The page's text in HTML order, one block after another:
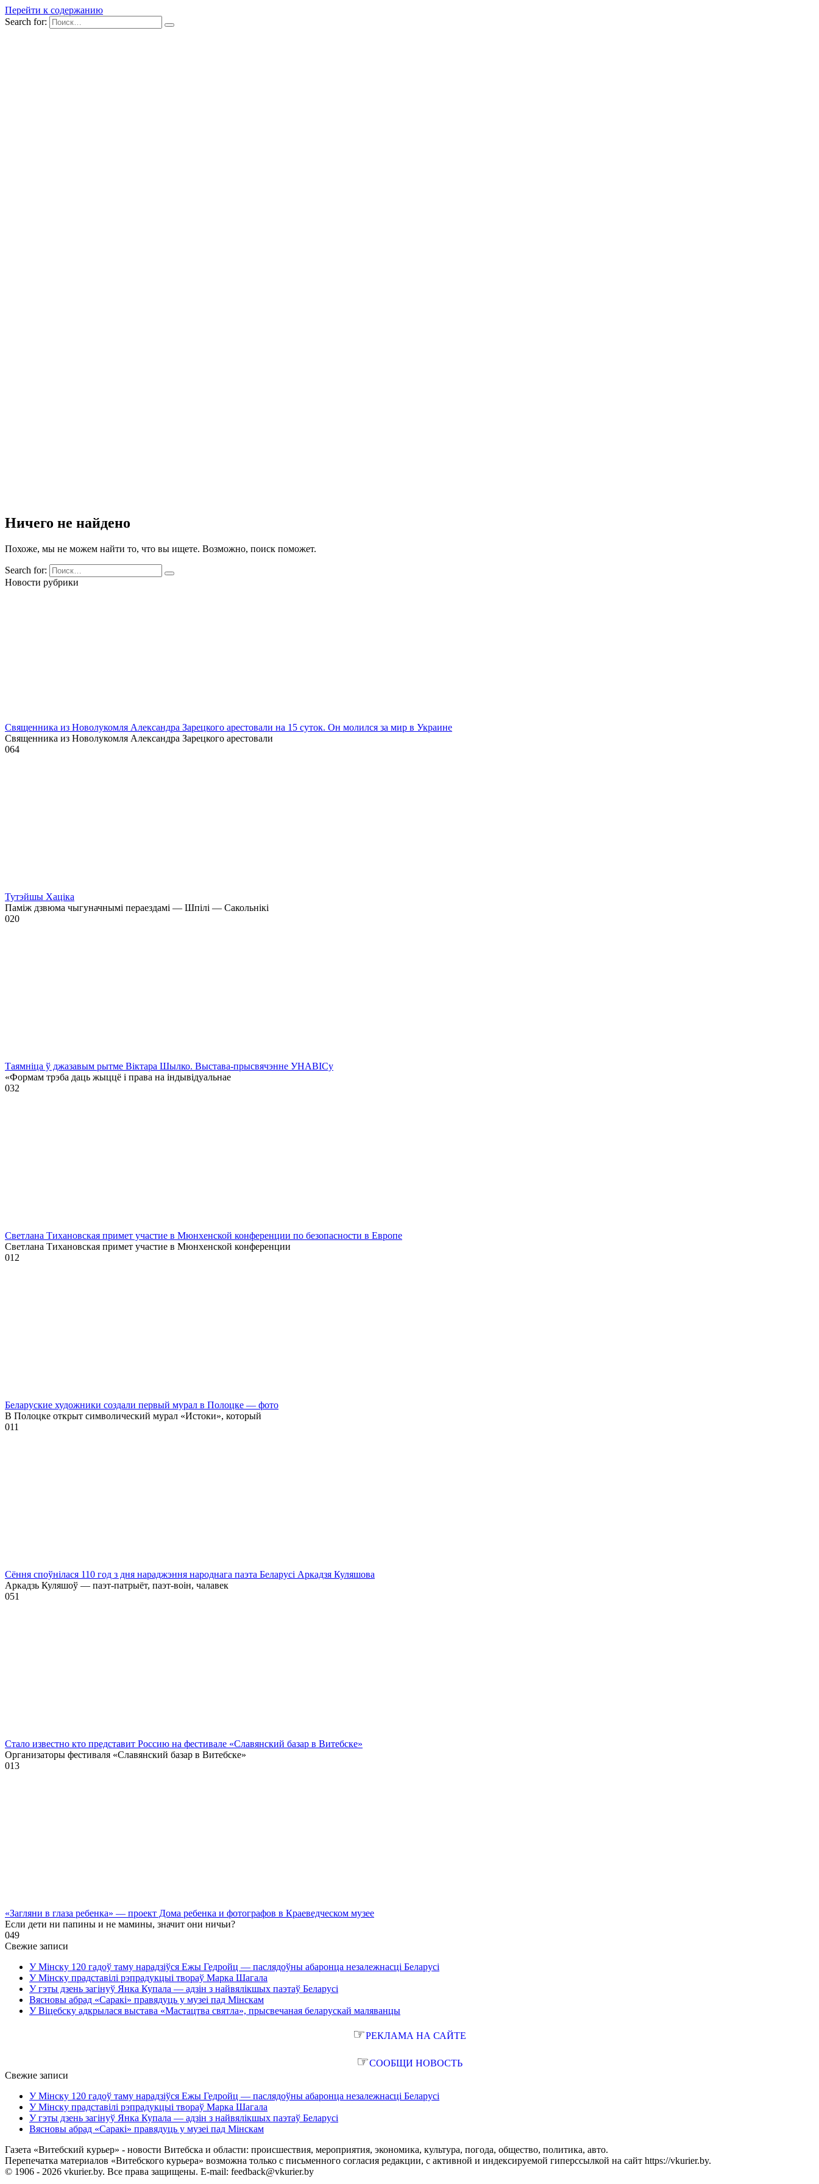
Перейти к содержанию
Search for:
Ничего не найдено
Похоже, мы не можем найти то, что вы ищете. Возможно, поиск поможет.
Search for:
Новости рубрики
Священника из Новолукомля Александра Зарецкого арестовали на 15 суток. Он молился за мир в Украине
Священника из Новолукомля Александра Зарецкого арестовали
064
Тутэйшы Хаціка
Паміж дзвюма чыгуначнымі пераездамі — Шпілі — Сакольнікі
020
Таямніца ў джазавым рытме Віктара Шылко. Выстава-прысвячэнне УНАВІСу
«Формам трэба даць жыццё і права на індывідуальнае
032
Светлана Тихановская примет участие в Мюнхенской конференции по безопасности в Европе
Светлана Тихановская примет участие в Мюнхенской конференции
012
Беларуские художники создали первый мурал в Полоцке — фото
В Полоцке открыт символический мурал «Истоки», который
011
Сёння споўнілася 110 год з дня нараджэння народнага паэта Беларусі Аркадзя Куляшова
Аркадзь Куляшоў — паэт-патрыёт, паэт-воін, чалавек
051
Стало известно кто представит Россию на фестивале «Славянский базар в Витебске»
Организаторы фестиваля «Славянский базар в Витебске»
013
«Загляни в глаза ребенка» — проект Дома ребенка и фотографов в Краеведческом музее
Если дети ни папины и не мамины, значит они ничьи?
049
Свежие записи
У Мінску 120 гадоў таму нарадзіўся Ежы Гедройц — паслядоўны абаронца незалежнасці Беларусі
У Мінску прадставілі рэпрадукцыі твораў Марка Шагала
У гэты дзень загінуў Янка Купала — адзін з найвялікшых паэтаў Беларусі
Вясновы абрад «Саракі» правядуць у музеі пад Мінскам
У Віцебску адкрылася выстава «Мастацтва святла», прысвечаная беларускай маляванцы
☞РЕКЛАМА НА САЙТЕ
☞СООБЩИ НОВОСТЬ
Свежие записи
У Мінску 120 гадоў таму нарадзіўся Ежы Гедройц — паслядоўны абаронца незалежнасці Беларусі
У Мінску прадставілі рэпрадукцыі твораў Марка Шагала
У гэты дзень загінуў Янка Купала — адзін з найвялікшых паэтаў Беларусі
Вясновы абрад «Саракі» правядуць у музеі пад Мінскам
Газета «Витебский курьер» - новости Витебска и области: происшествия, мероприятия, экономика, культура, погода, общество, политика, авто.
Перепечатка материалов «Витебского курьера» возможна только с письменного согласия редакции, с активной и индексируемой гиперссылкой на сайт https://vkurier.by.
© 1906 - 2026 vkurier.by. Все права защищены. E-mail: feedback@vkurier.by